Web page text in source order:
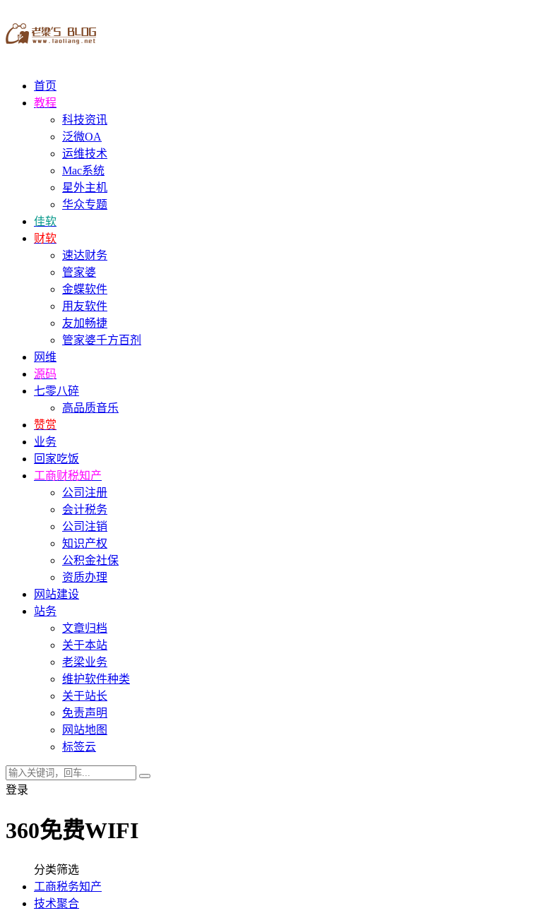
首页
教程
科技资讯
泛微OA
运维技术
Mac系统
星外主机
华众专题
佳软
财软
速达财务
管家婆
金蝶软件
用友软件
友加畅捷
管家婆千方百剂
网维
源码
七零八碎
高品质音乐
赞赏
业务
回家吃饭
工商财税知产
公司注册
会计税务
公司注销
知识产权
公积金社保
资质办理
网站建设
站务
文章归档
关于本站
老梁业务
维护软件种类
关于站长
免责声明
网站地图
标签云
登录
360免费WIFI
分类筛选
工商税务知产
技术聚合